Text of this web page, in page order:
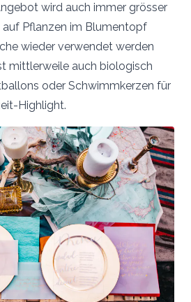
wird auch immer grösser
auf Pflanzen im Blumentopf
wieder verwendet werden
mittlerweile auch biologisch
oder Schwimmkerzen für
Highlight.